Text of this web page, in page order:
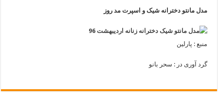
مدل مانتو دخترانه شیک و اسپرت مد روز
منبع : پارلین
گرد آوری در : سحر بانو